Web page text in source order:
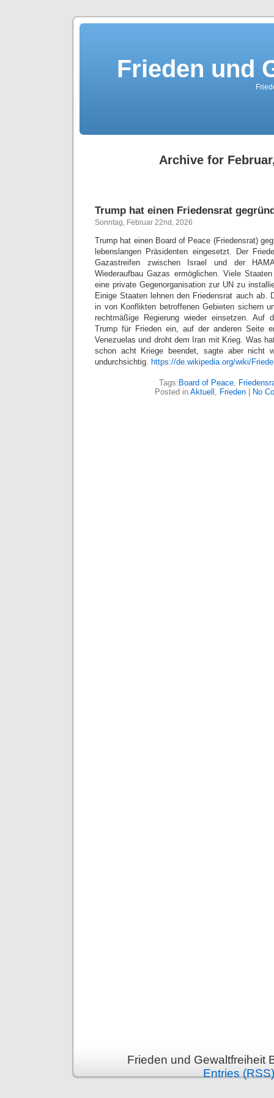
Frieden und
Archive for
Trump hat einen Friedensrat
Sonntag, Februar 22nd, 2026
Trump hat einen Board of Peace (Friedensrat)
lebenslangen Präsidenten eingesetzt. Der
Gazastreifen zwischen Israel und der
Wiederaufbau Gazas ermöglichen. Viele
eine private Gegenorganisation zur UN zu
Einige Staaten lehnen den Friedensrat auch ab.
in von Konflikten betroffenen Gebieten sichern
rechtmäßige Regierung wieder einsetzen.
Trump für Frieden ein, auf der anderen Seite
Venezuelas und droht dem Iran mit Krieg. Was
schon acht Kriege beendet, sagte aber nicht
undurchsichtig. https://de.wikipedia.org/wiki/
Tags: Board of Peace,
Posted in Aktuell , Frieden No
Frieden und Gewaltfreiheit
Entries (RSS)